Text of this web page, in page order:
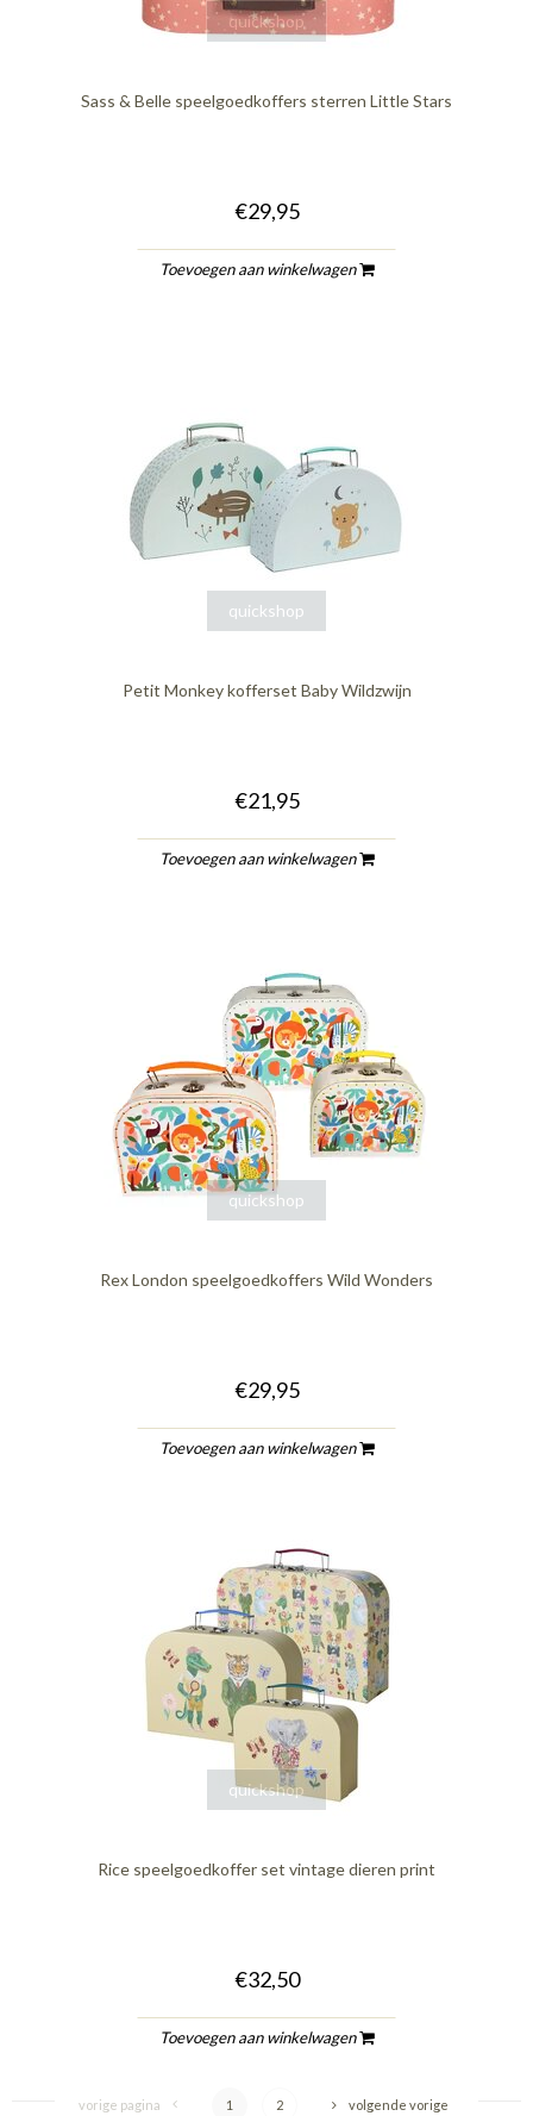
quickshop
Sass & Belle speelgoedkoffers sterren Little Stars
€29,95
Toevoegen aan winkelwagen
quickshop
Petit Monkey kofferset Baby Wildzwijn
€21,95
Toevoegen aan winkelwagen
quickshop
Rex London speelgoedkoffers Wild Wonders
€29,95
Toevoegen aan winkelwagen
quickshop
Rice speelgoedkoffer set vintage dieren print
€32,50
Toevoegen aan winkelwagen
vorige pagina 1 2 volgende vorige